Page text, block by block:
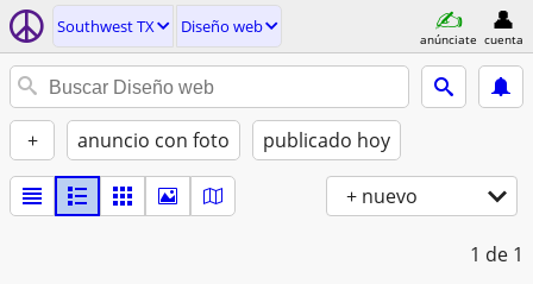
Southwest TX Diseño web
anúnciate cuenta
+ anuncio con foto publicado hoy
+ nuevo
1 de 1